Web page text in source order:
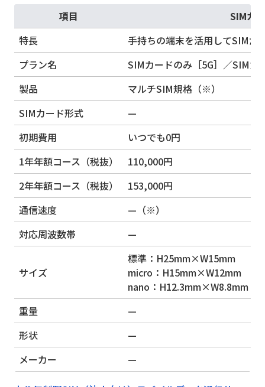
項目
SIMカ
特長
手持ちの端末を活用してSIMだ
プラン名
SIMカードのみ［5G］／SIMカ
製品
マルチSIM規格（※）
SIMカード形式
—
初期費用
いつでも0円
1年年額コース（税抜）
110,000円
2年年額コース（税抜）
153,000円
通信速度
—（※）
対応周波数帯
—
サイズ
標準：H25mm×W15mm
micro：H15mm×W12mm
nano：H12.3mm×W8.8mm
重量
—
形状
—
メーカー
—